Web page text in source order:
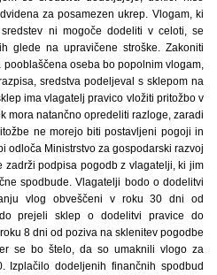
za posamezen ukrep. Vlogam, ki
ni mogoče dodeliti v celoti, se
glede na upravičene stroške. Zakoniti
oseba bo popolnim vlogam,
sredstva podeljeval s sklepom na
ima vlagatelj pravico vložiti pritožbo v
mora natančno opredeliti razloge, zaradi
ne morejo biti postavljeni pogoji in
odloča Ministrstvo za gospodarski razvoj
zadrži podpisa pogodb z vlagatelji, ki jim
spodbude. Vlagatelji bodo o dodelitvi
vlog obveščeni v roku 30 dni od
prejeli sklep o dodelitvi pravice do
8 dni od poziva na sklenitev pogodbe
se bo štelo, da so umaknili vlogo za
Izplačilo dodeljenih finančnih spodbud